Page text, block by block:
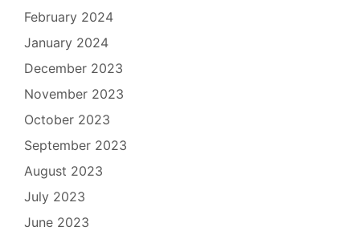
February 2024
January 2024
December 2023
November 2023
October 2023
September 2023
August 2023
July 2023
June 2023